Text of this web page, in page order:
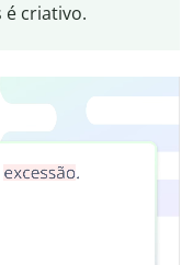
criativo.